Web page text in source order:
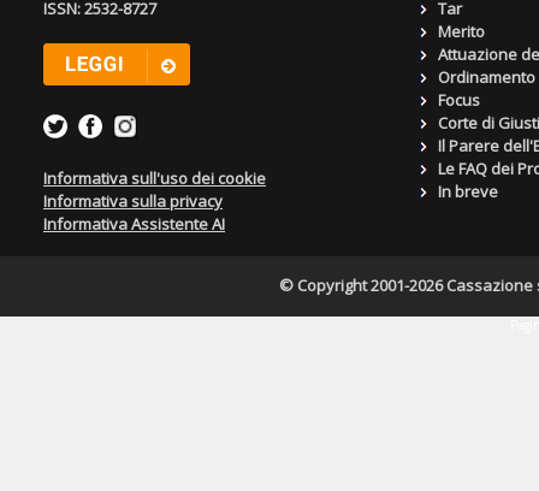
ISSN: 2532-8727
Informativa sull'uso dei cookie
Informativa sulla privacy
Informativa Assistente AI
Tar
Merito
Attuazione
Focus
Corte di
Il Parere
Le FAQ dei
In breve
© Copyright 2001-2026 Cassazione